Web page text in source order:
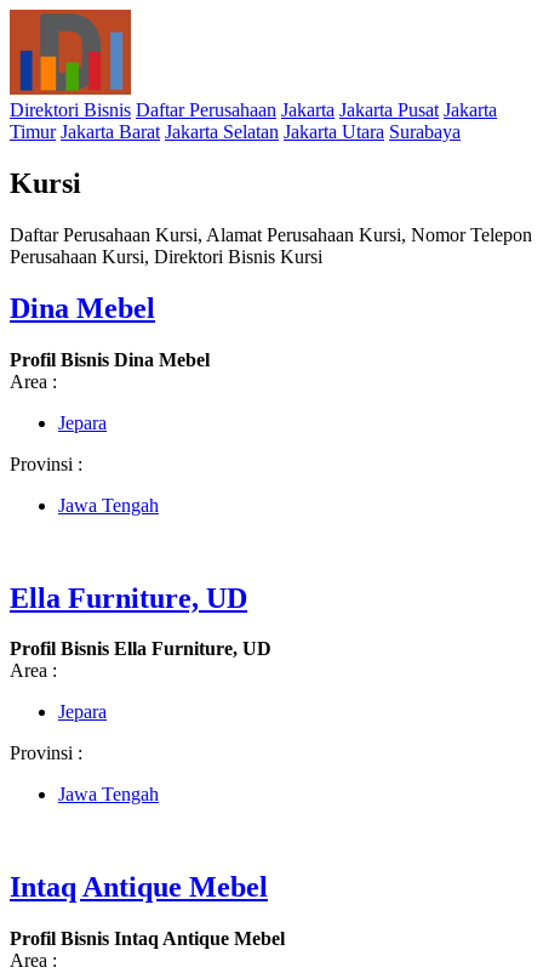
Direktori Bisnis Daftar Perusahaan Jakarta Jakarta Pusat Jakarta
Timur Jakarta Barat Jakarta Selatan Jakarta Utara Surabaya
Kursi
Daftar Perusahaan Kursi, Alamat Perusahaan Kursi, Nomor Telepon
Perusahaan Kursi, Direktori Bisnis Kursi
Dina Mebel
Profil Bisnis Dina Mebel
Area :
Jepara
Provinsi :
Jawa Tengah
Ella Furniture, UD
Profil Bisnis Ella Furniture, UD
Area :
Jepara
Provinsi :
Jawa Tengah
Intaq Antique Mebel
Profil Bisnis Intaq Antique Mebel
Area :